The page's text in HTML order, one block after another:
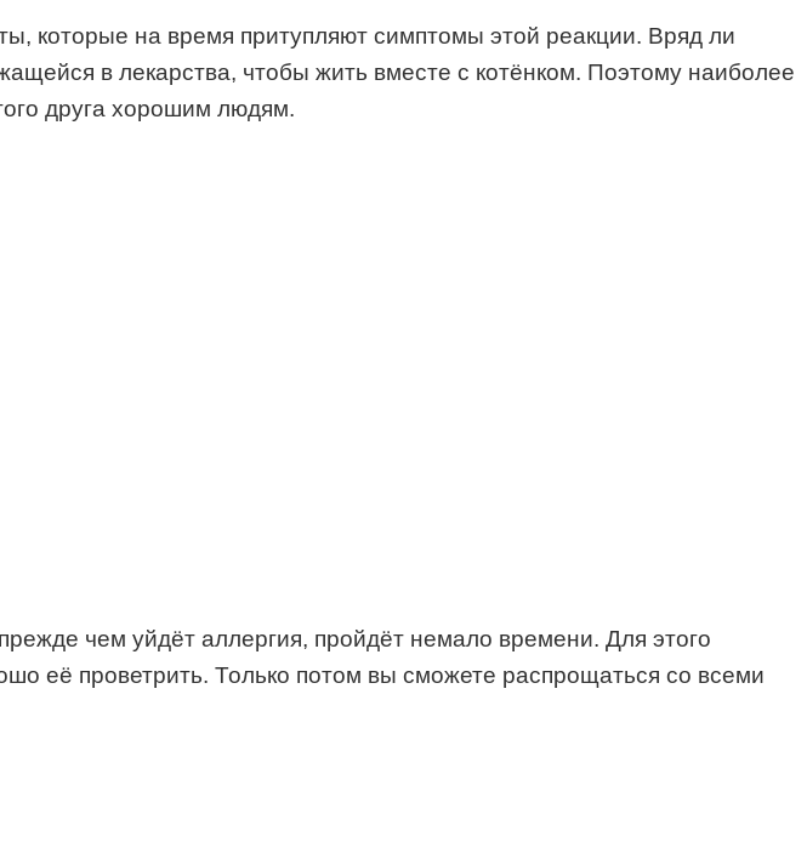
которые на время притупляют симптомы этой реакции. Вряд ли
в лекарства, чтобы жить вместе с котёнком. Поэтому наиболее
друга хорошим людям.
чем уйдёт аллергия, пройдёт немало времени. Для этого
её проветрить. Только потом вы сможете распрощаться со всеми